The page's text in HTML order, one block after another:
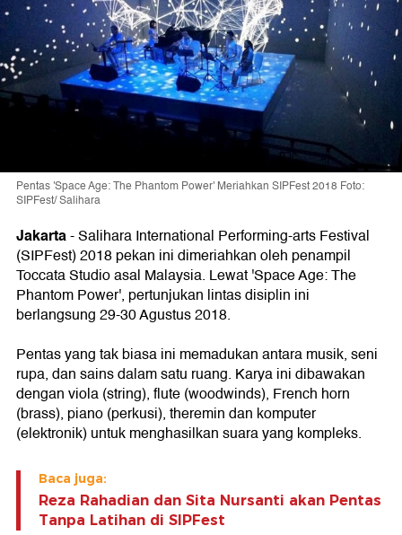
Pentas 'Space Age: The Phantom Power' Meriahkan SIPFest 2018 Foto:
SIPFest/ Salihara
Jakarta- Salihara International Performing-arts Festival
(SIPFest) 2018 pekan ini dimeriahkan oleh penampil
Toccata Studio asal Malaysia. Lewat 'Space Age: The
Phantom Power', pertunjukan lintas disiplin ini
berlangsung 29-30 Agustus 2018.
Pentas yang tak biasa ini memadukan antara musik, seni
rupa, dan sains dalam satu ruang. Karya ini dibawakan
dengan viola (string), flute (woodwinds), French horn
(brass), piano (perkusi), theremin dan komputer
(elektronik) untuk menghasilkan suara yang kompleks.
Baca juga:
Reza Rahadian dan Sita Nursanti akan Pentas
Tanpa Latihan di SIPFest